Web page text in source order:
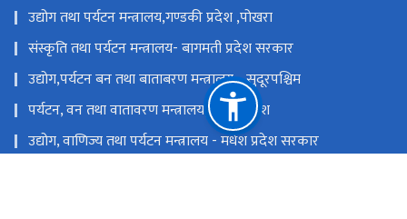
उद्योग तथा पर्यटन मन्त्रालय,गण्डकी प्रदेश ,पोखरा
संस्कृति तथा पर्यटन मन्त्रालय- बागमती प्रदेश सरकार
उद्योग,पर्यटन बन तथा बाताबरण मन्त्रालय - सुदूरपश्चिम
पर्यटन, वन तथा वातावरण मन्त्रालय, कोशी प्रदेश
उद्योग, वाणिज्य तथा पर्यटन मन्त्रालय - मधेश प्रदेश सरकार